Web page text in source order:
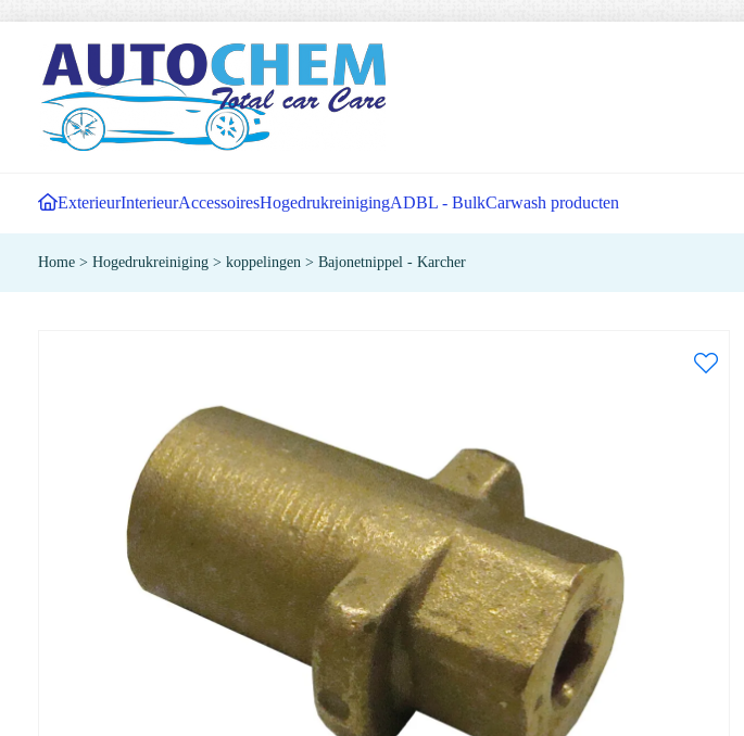
ExterieurInterieurAccessoiresHogedrukreinigingADBL - BulkCarwash producten
Home > Hogedrukreiniging > koppelingen > Bajonetnippel - Karcher